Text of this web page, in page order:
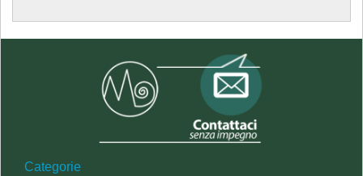
Categorie